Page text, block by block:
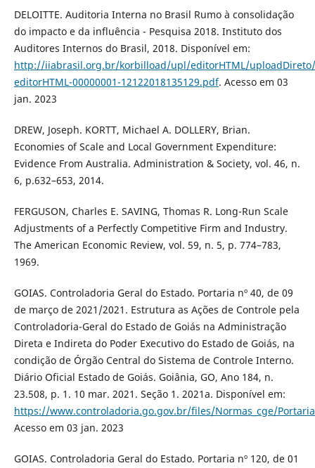
DELOITTE. Auditoria Interna no Brasil Rumo à consolidação
do impacto e da influência - Pesquisa 2018. Instituto dos
Auditores Internos do Brasil, 2018. Disponível em:
http://iiabrasil.org.br/korbilload/upl/editorHTML/
editorHTML-00000001-12122018135129.pdf. Acesso em 03
jan. 2023
DREW, Joseph. KORTT, Michael A. DOLLERY, Brian.
Economies of Scale and Local Government Expenditure:
Evidence From Australia. Administration & Society, vol. 46, n.
6, p.632–653, 2014.
FERGUSON, Charles E. SAVING, Thomas R. Long-Run Scale
Adjustments of a Perfectly Competitive Firm and Industry.
The American Economic Review, vol. 59, n. 5, p. 774–783,
1969.
GOIAS. Controladoria Geral do Estado. Portaria nº 40, de 09
de março de 2021/2021. Estrutura as Ações de Controle pela
Controladoria-Geral do Estado de Goiás na Administração
Direta e Indireta do Poder Executivo do Estado de Goiás, na
condição de Órgão Central do Sistema de Controle Interno.
Diário Oficial Estado de Goiás. Goiânia, GO, Ano 184, n.
23.508, p. 1. 10 mar. 2021. Seção 1. 2021a. Disponível em:
https://www.controladoria.go.gov.br/files/Normas_cge/
Acesso em 03 jan. 2023
GOIAS. Controladoria Geral do Estado. Portaria nº 120, de 01